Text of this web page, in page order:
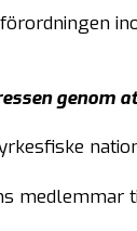
genom
medlemmar